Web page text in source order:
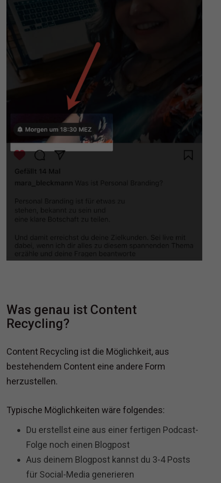
Was genau ist Content
Recycling?
Content Recycling ist die Möglichkeit, aus
bestehendem Content eine andere Form
herzustellen.
Typische Möglichkeiten wäre folgendes:
Du erstellst eine aus einer fertigen Podcast-
Folge noch einen Blogpost
Aus deinem Blogpost kannst du 3-4 Posts
für Social-Media generieren